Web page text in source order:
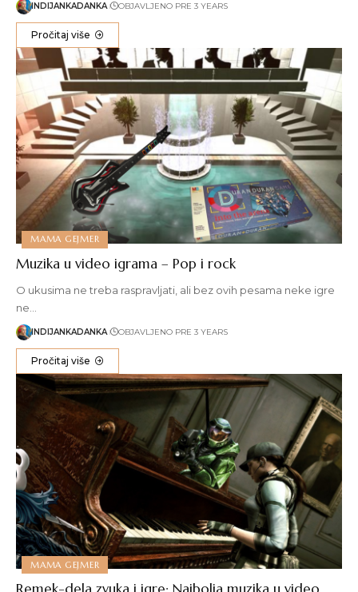
INDIJANKADANKA OBJAVLJENO PRE 3 YEARS
Pročitaj više
MAMA GEJMER
Muzika u video igrama – Pop i rock
O ukusima ne treba raspravljati, ali bez ovih pesama neke igre
ne…
INDIJANKADANKA OBJAVLJENO PRE 3 YEARS
Pročitaj više
MAMA GEJMER